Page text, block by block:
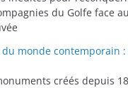
du Golfe face
du monde contemporain
créés depuis